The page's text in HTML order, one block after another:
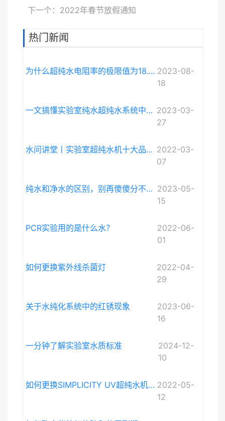
下一个：2022年春节放假通知
热门新闻
为什么超纯水电阻率的极限值为18.248MΩ·cm而不是无限大？ 2023-08-
18
一文搞懂实验室纯水超纯水系统中电导率与电阻率的关系 2023-03-
27
水问讲堂丨实验室超纯水机十大品牌排序和详细介绍 2022-03-
07
纯水和净水的区别，别再傻傻分不清啦。 2023-05-
15
PCR实验用的是什么水？
2022-06-
01
如何更换紫外线杀菌灯
2022-04-
29
关于水纯化系统中的红锈现象
2023-06-
16
一分钟了解实验室水质标准
2024-12-
10
如何更换SIMPLICITY UV超纯水机紫外灯 2022-05-
12